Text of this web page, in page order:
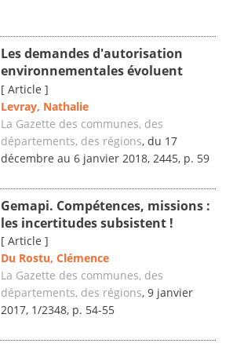
Les demandes d'autorisation
environnementales évoluent
[ Article ]
Levray, Nathalie
La Gazette des communes, des
départements, des régions, du 17
décembre au 6 janvier 2018, 2445, p. 59
Gemapi. Compétences, missions :
les incertitudes subsistent !
[ Article ]
Du Rostu, Clémence
La Gazette des communes, des
départements, des régions, 9 janvier
2017, 1/2348, p. 54-55